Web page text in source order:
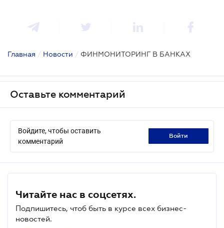
Главная / Новости / ФИНМОНИТОРИНГ В БАНКАХ
Оставьте комментарий
Войдите, чтобы оставить
комментарий
войти
Читайте нас в соцсетях.
Подпишитесь, чтоб быть в курсе всех бизнес-
новостей.